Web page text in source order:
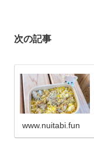
次の記事
www.nuitabi.fun